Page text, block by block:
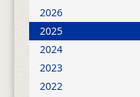
Газета
2026
2025
2024
2023
2022